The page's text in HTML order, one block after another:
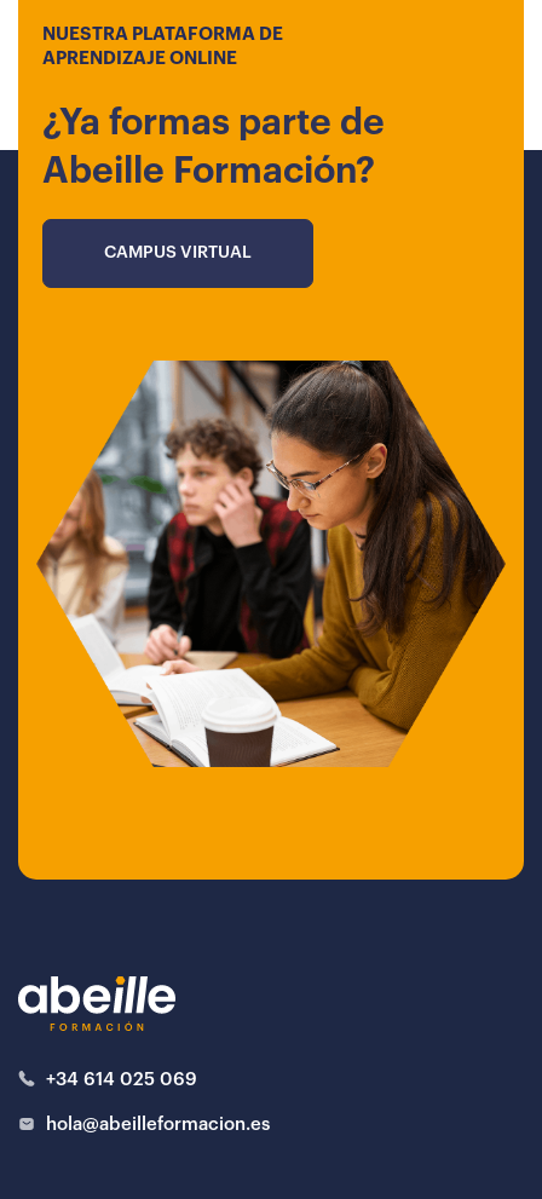
NUESTRA PLATAFORMA DE
APRENDIZAJE ONLINE
¿Ya formas parte de
Abeille Formación?
CAMPUS VIRTUAL
+34 614 025 069
hola@abeilleformacion.es